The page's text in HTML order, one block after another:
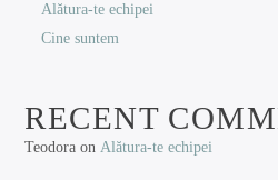
Alătura-te echipei
Cine suntem
RECENT
Teodora onAlătura-te echipei